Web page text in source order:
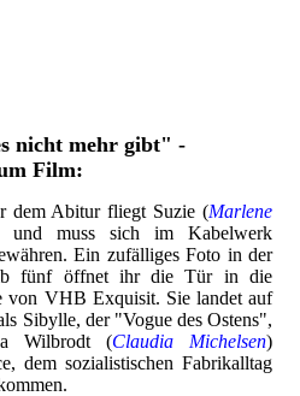
nicht mehr gibt" -
Film:
dem Abitur fliegt Suzie (Marlene
muss sich im Kabelwerk
Ein zufälliges Foto in der
fünf öffnet ihr die Tür in die
von VHB Exquisit. Sie landet auf
Sibylle, der "Vogue des Ostens",
Wilbrodt (Claudia Michelsen)
dem sozialistischen Fabrikalltag